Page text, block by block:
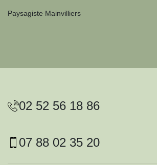
Paysagiste Mainvilliers
02 52 56 18 86
07 88 02 35 20